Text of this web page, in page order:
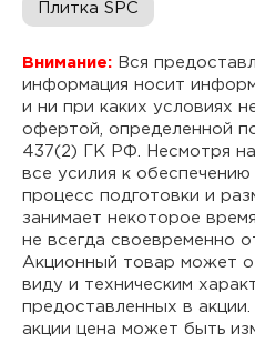
Плитка SPC
Внимание: Вся
информация носит
и ни при каких условиях
офертой, определенной
437(2) ГК РФ. Несмотря
все усилия к
процесс подготовки и
занимает некоторое
не всегда своевременно
Акционный товар может
виду и техническим
предоставленных в
акции цена может быть